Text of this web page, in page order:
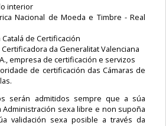
interior
Nacional de Moeda e Timbre - Real
Catalá de Certificación
da Generalitat Valenciana
empresa de certificación e servizos
de certificación das Cámaras de
serán admitidos sempre que a súa
sexa libre e non supoña
validación sexa posible a través da